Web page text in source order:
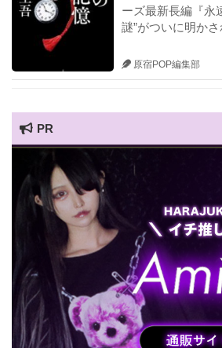
ーズ最新長編『永
謎”がついに明かさ
原宿POP編集部
PR
HARAJUKU POP TV